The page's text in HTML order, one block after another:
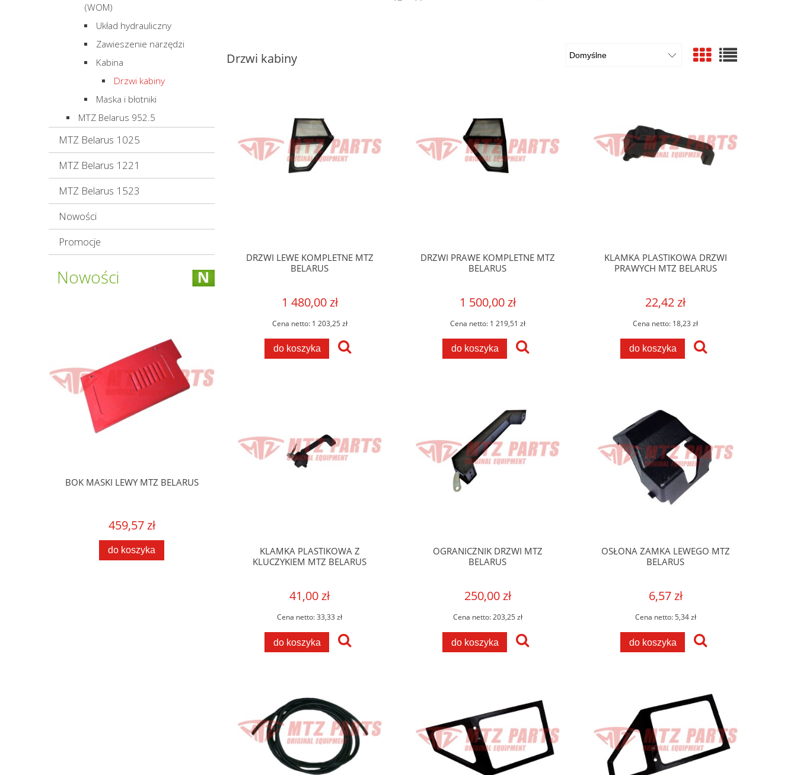
(WOM)
Układ hydrauliczny
Zawieszenie narzędzi
Kabina
Drzwi kabiny
Maska i błotniki
MTZ Belarus 952.5
MTZ Belarus 1025
MTZ Belarus 1221
MTZ Belarus 1523
Nowości
Promocje
Nowości
BOK MASKI LEWY MTZ BELARUS
459,57 zł
do koszyka
Drzwi kabiny
DRZWI LEWE KOMPLETNE MTZ
BELARUS
1 480,00 zł
Cena netto: 1 203,25 zł
do koszyka
DRZWI PRAWE KOMPLETNE MTZ
BELARUS
1 500,00 zł
Cena netto: 1 219,51 zł
do koszyka
KLAMKA PLASTIKOWA DRZWI
PRAWYCH MTZ BELARUS
22,42 zł
Cena netto: 18,23 zł
do koszyka
KLAMKA PLASTIKOWA Z
KLUCZYKIEM MTZ BELARUS
41,00 zł
Cena netto:33,33 zł
do koszyka
OGRANICZNIK DRZWI MTZ
BELARUS
250,00 zł
Cena netto:203,25 zł
do koszyka
OSŁONA ZAMKA LEWEGO MTZ
BELARUS
6,57 zł
Cena netto:5,34 zł
do koszyka